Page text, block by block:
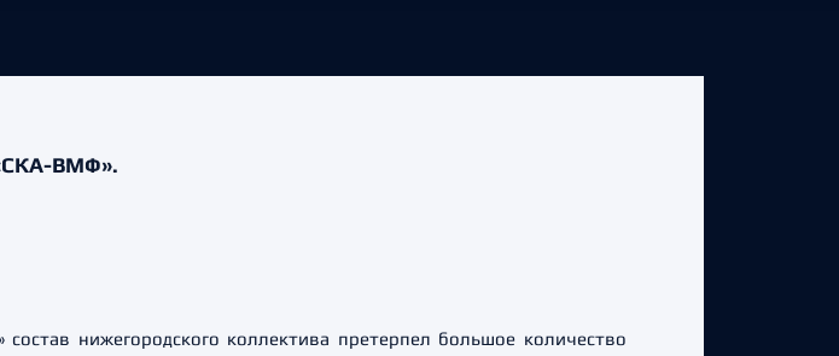
ВМФ».
нижегородского коллектива претерпел большое количество